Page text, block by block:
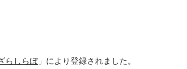
らしらぼ」により登録されました。